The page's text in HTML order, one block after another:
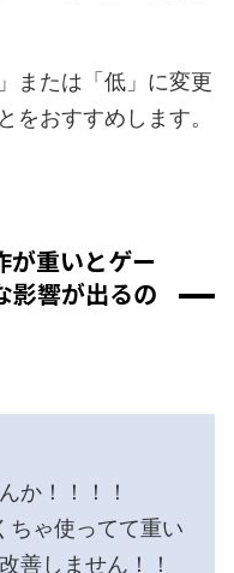
または「低」に変更
をおすすめします。
重いとゲー
影響が出るの
か！！！！
ちゃ使ってて重い
善しません！！